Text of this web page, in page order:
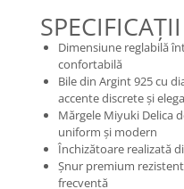
SPECIFICAȚII
Dimensiune reglabilă
confortabilă
Bile din Argint 925 cu
accente discrete și
Mărgele Miyuki Delica
uniform și modern
Închizătoare realizată
Șnur premium
frecventă